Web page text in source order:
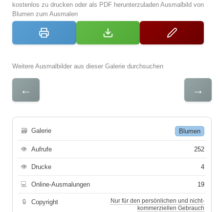
kostenlos zu drucken oder als PDF herunterzuladen Ausmalbild von
Blumen zum Ausmalen
Weitere Ausmalbilder aus dieser Galerie durchsuchen
← →
🗃 Galerie Blumen
👁 Aufrufe 252
👁 Drucke 4
💻 Online-Ausmalungen 19
🔒 Copyright
Nur für den persönlichen und nicht-
kommerziellen Gebrauch